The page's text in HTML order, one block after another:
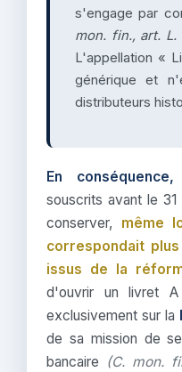
s'engage par
mon. fin., art. L.
L'appellation «
générique et
distributeurs
En conséquence,
souscrits avant le
conserver, même
correspondait
issus de la
d'ouvrir un livret
exclusivement sur la
de sa mission de
bancaire (C. mon.